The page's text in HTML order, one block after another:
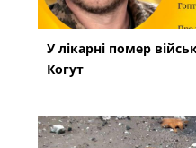
У лікарні помер
Когут